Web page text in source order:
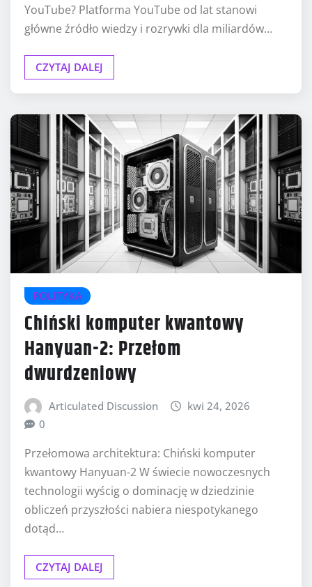
YouTube? Platforma YouTube od lat stanowi
główne źródło wiedzy i rozrywki dla miliardów…
CZYTAJ DALEJ
POLITYKA
Chiński komputer kwantowy
Hanyuan-2: Przełom
dwurdzeniowy
Articulated Discussion
kwi 24, 2026
0
Przełomowa architektura: Chiński komputer
kwantowy Hanyuan-2 W świecie nowoczesnych
technologii wyścig o dominację w dziedzinie
obliczeń przyszłości nabiera niespotykanego
dotąd…
CZYTAJ DALEJ